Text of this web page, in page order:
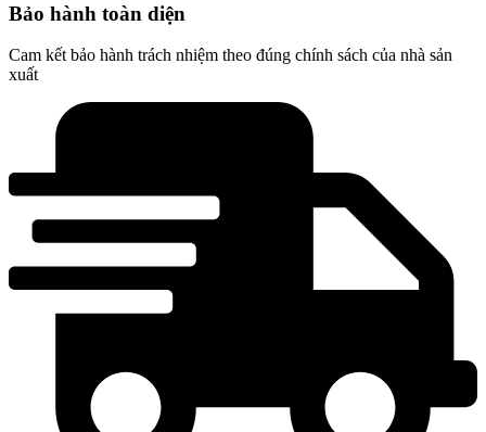
Bảo hành toàn diện
Cam kết bảo hành trách nhiệm theo đúng chính sách của nhà sản
xuất